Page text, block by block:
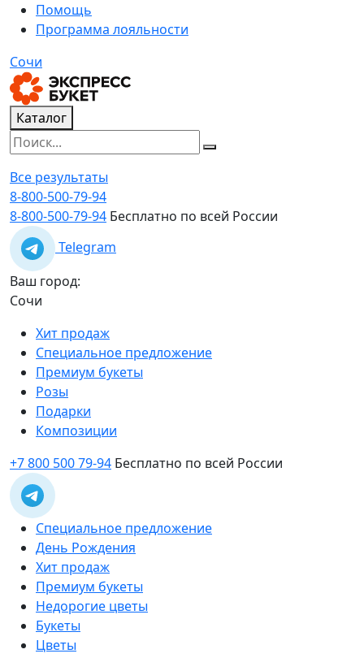
Помощь
Программа лояльности
Сочи
Каталог
Все результаты
8-800-500-79-94
8-800-500-79-94 Бесплатно по всей России
Telegram
Ваш город:
Сочи
Хит продаж
Специальное предложение
Премиум букеты
Розы
Подарки
Композиции
+7 800 500 79-94 Бесплатно по всей России
Специальное предложение
День Рождения
Хит продаж
Премиум букеты
Недорогие цветы
Букеты
Цветы